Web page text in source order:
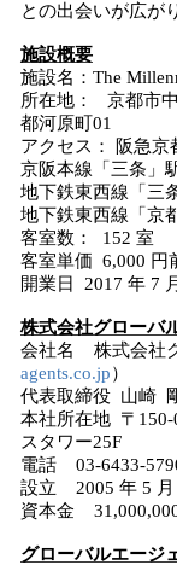
との出会いが広が
施設概要
施設名：The
所在地： 京都市
都河原町01
アクセス： 阪急
京阪本線「三条」
地下鉄東西線「三
地下鉄東西線「京
客室数： 152 室
客室単価 6,000 円
開業日 2017 年 7
株式会社グローバ
会社名 株式会社
agents.co.jp）
代表取締役 山崎
本社所在地 〒
スタワー25F
電話 03-6433-
設立 2005 年 5 月
資本金
グローバルエージ